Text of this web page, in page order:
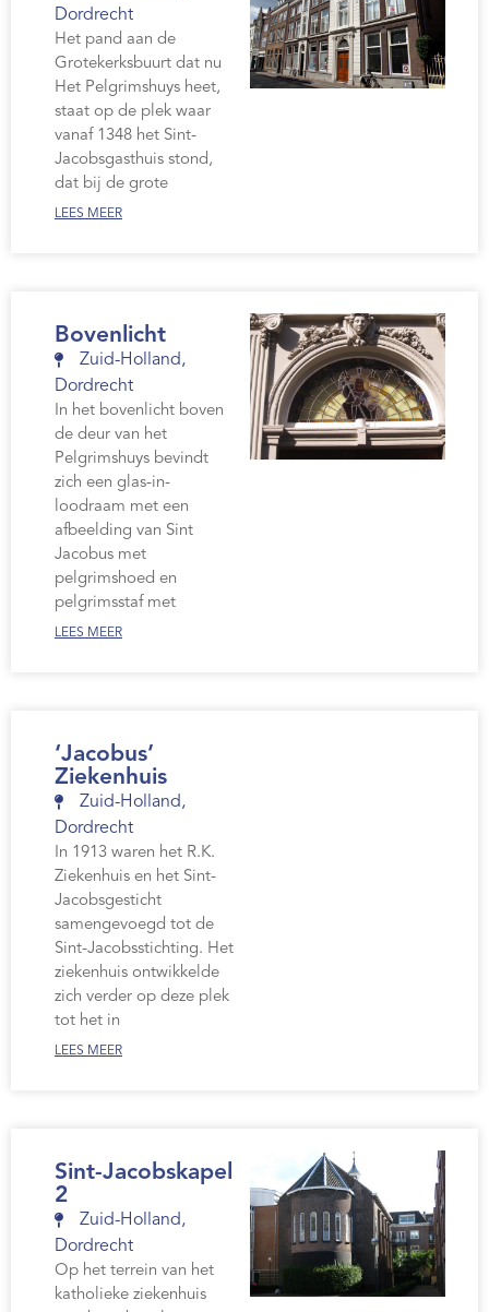
Dordrecht
Het pand aan de
Grotekerksbuurt dat nu
Het Pelgrimshuys heet,
staat op de plek waar
vanaf 1348 het Sint-
Jacobsgasthuis stond,
dat bij de grote
LEES MEER
Bovenlicht
Zuid-Holland,
Dordrecht
In het bovenlicht boven
de deur van het
Pelgrimshuys bevindt
zich een glas-in-
loodraam met een
afbeelding van Sint
Jacobus met
pelgrimshoed en
pelgrimsstaf met
LEES MEER
‘Jacobus’
Ziekenhuis
Zuid-Holland,
Dordrecht
In 1913 waren het R.K.
Ziekenhuis en het Sint-
Jacobsgesticht
samengevoegd tot de
Sint-Jacobsstichting. Het
ziekenhuis ontwikkelde
zich verder op deze plek
tot het in
LEES MEER
Sint-Jacobskapel
2
Zuid-Holland,
Dordrecht
Op het terrein van het
katholieke ziekenhuis